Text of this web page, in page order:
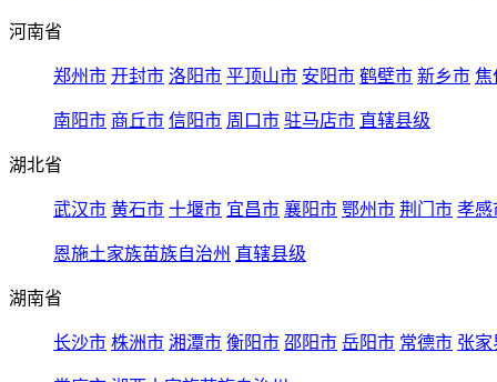
河南省
郑州市 开封市 洛阳市 平顶山市 安阳市 鹤壁市 新乡市 焦
南阳市 商丘市 信阳市 周口市 驻马店市 直辖县级
湖北省
武汉市 黄石市 十堰市 宜昌市 襄阳市 鄂州市 荆门市 孝感
恩施土家族苗族自治州 直辖县级
湖南省
长沙市 株洲市 湘潭市 衡阳市 邵阳市 岳阳市 常德市 张家